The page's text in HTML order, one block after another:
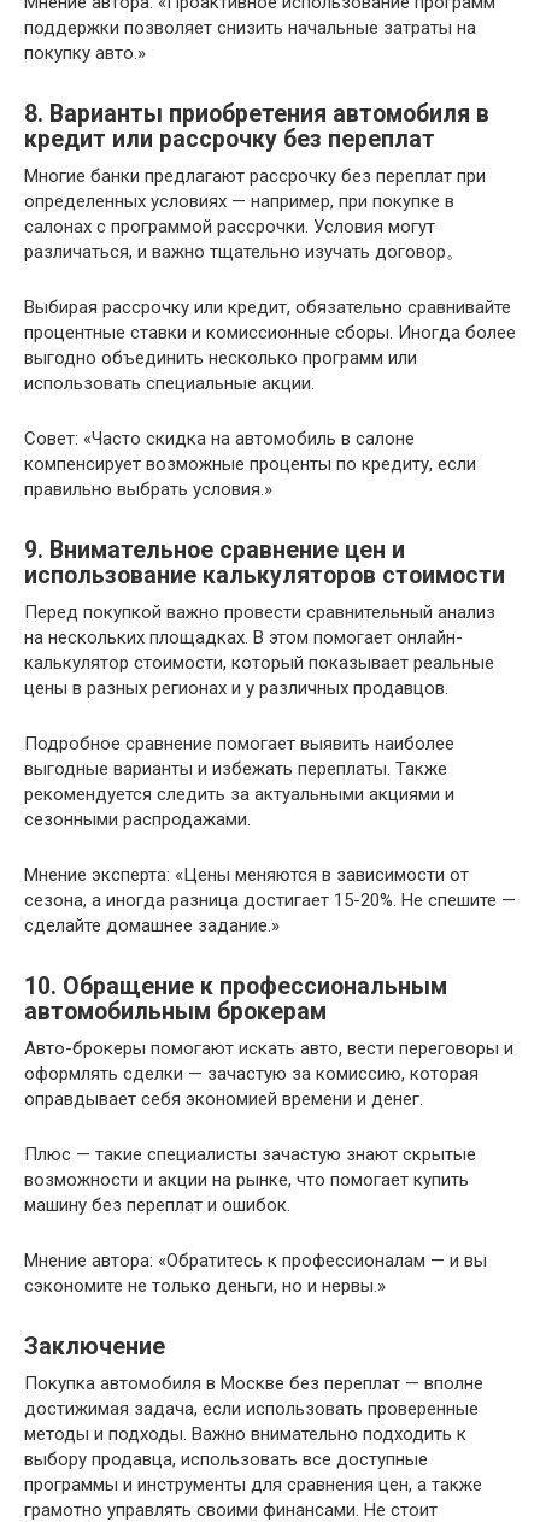
поддержки позволяет снизить начальные затраты на
покупку авто.»
8. Варианты приобретения автомобиля в
кредит или рассрочку без переплат
Многие банки предлагают рассрочку без переплат при
определенных условиях — например, при покупке в
салонах с программой рассрочки. Условия могут
различаться, и важно тщательно изучать договор。
Выбирая рассрочку или кредит, обязательно сравнивайте
процентные ставки и комиссионные сборы. Иногда более
выгодно объединить несколько программ или
использовать специальные акции.
Совет: «Часто скидка на автомобиль в салоне
компенсирует возможные проценты по кредиту, если
правильно выбрать условия.»
9. Внимательное сравнение цен и
использование калькуляторов стоимости
Перед покупкой важно провести сравнительный анализ
на нескольких площадках. В этом помогает онлайн-
калькулятор стоимости, который показывает реальные
цены в разных регионах и у различных продавцов.
Подробное сравнение помогает выявить наиболее
выгодные варианты и избежать переплаты. Также
рекомендуется следить за актуальными акциями и
сезонными распродажами.
Мнение эксперта: «Цены меняются в зависимости от
сезона, а иногда разница достигает 15-20%. Не спешите —
сделайте домашнее задание.»
10. Обращение к профессиональным
автомобильным брокерам
Авто-брокеры помогают искать авто, вести переговоры и
оформлять сделки — зачастую за комиссию, которая
оправдывает себя экономией времени и денег.
Плюс — такие специалисты зачастую знают скрытые
возможности и акции на рынке, что помогает купить
машину без переплат и ошибок.
Мнение автора: «Обратитесь к профессионалам — и вы
сэкономите не только деньги, но и нервы.»
Заключение
Покупка автомобиля в Москве без переплат — вполне
достижимая задача, если использовать проверенные
методы и подходы. Важно внимательно подходить к
выбору продавца, использовать все доступные
программы и инструменты для сравнения цен, а также
грамотно управлять своими финансами. Не стоит